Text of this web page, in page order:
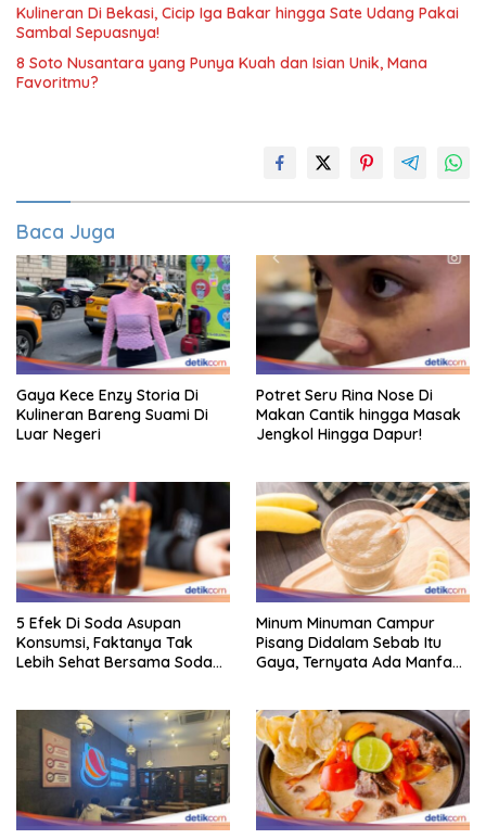
Kulineran Di Bekasi, Cicip Iga Bakar hingga Sate Udang Pakai
Sambal Sepuasnya!
8 Soto Nusantara yang Punya Kuah dan Isian Unik, Mana
Favoritmu?
Baca Juga
Gaya Kece Enzy Storia Di
Kulineran Bareng Suami Di
Luar Negeri
Potret Seru Rina Nose Di
Makan Cantik hingga Masak
Jengkol Hingga Dapur!
5 Efek Di Soda Asupan
Konsumsi, Faktanya Tak
Lebih Sehat Bersama Soda
Minum Minuman Campur
Pisang Didalam Sebab Itu
Gaya, Ternyata Ada Manfaat